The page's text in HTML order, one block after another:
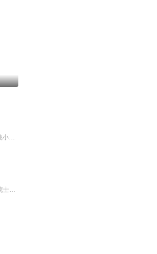
演讲与口才课程是北京航空航天大学2015年春季首次在智慧树网开设的网课、国家精品视频公开课。授课教师为姚小玲。据2021年6月智慧树网显示，该课程已运行14学期、累计选课47.96万人，累计学校776所，累计互动70.08万次. [2] 该课程共六章，包括口才概述...
《十万个为什么》（ 第六版）由全国政协副主席、中国科学技术协会主席韩启德院士担任总主编， 110余位两院院士组成阵容强大的编委会，为新版《十万》的科学性、前沿性、权威性和可读性提供了可靠的保证。全书分为基础、专题、热点三大板块，涵盖了从数学、...